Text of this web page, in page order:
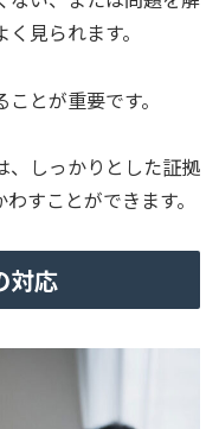
見られます。
とが重要です。
、しっかりとした証拠
すことができます。
対応